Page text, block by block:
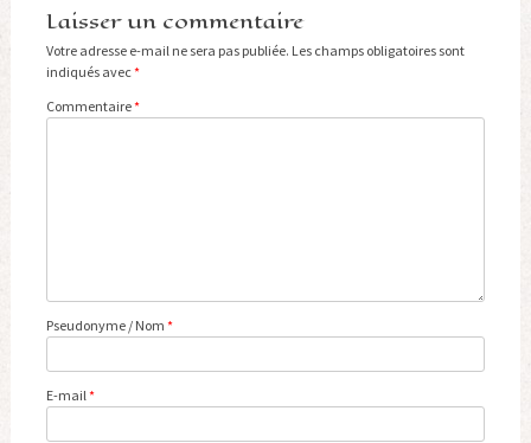
Laisser un commentaire
Votre adresse e-mail ne sera pas publiée. Les champs obligatoires sont
indiqués avec*
Commentaire*
Pseudonyme / Nom *
E-mail*